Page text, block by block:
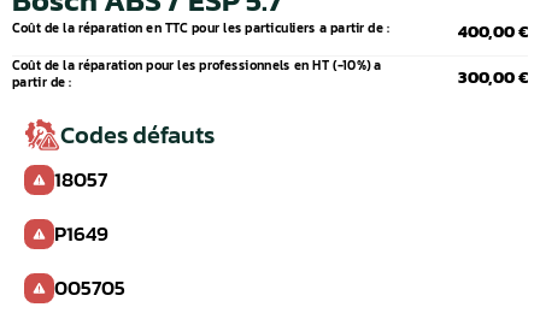
Coût de la réparation en TTC pour les particuliers a partir de : 400,00 €
Coût de la réparation pour les professionnels en HT (-10%) a
partir de : 300,00 €
Codes défauts
18057
P1649
005705